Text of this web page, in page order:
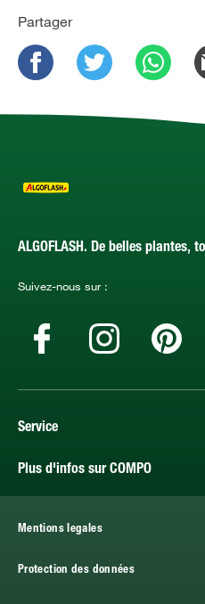
Partager
ALGOFLASH. De belles plantes,
Suivez-nous sur :
Service
Plus d'infos sur COMPO
Mentions legales
Protection des données